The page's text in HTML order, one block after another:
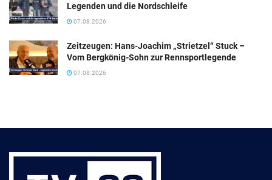
Legenden und die Nordschleife
07.08.2026
Zeitzeugen: Hans-Joachim „Strietzel“ Stuck –
Vom Bergkönig-Sohn zur Rennsportlegende
07.08.2026